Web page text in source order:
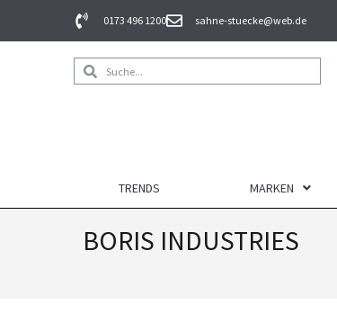
0173 496 1200 sahne-stuecke@web.de
TRENDS MARKEN
BORIS INDUSTRIES